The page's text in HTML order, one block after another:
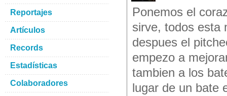
Ponemos el
sirve, todos esta
despues el
empezo a
tambien a los
lugar de un bate
Reportajes
Artículos
Records
Estadísticas
Colaboradores